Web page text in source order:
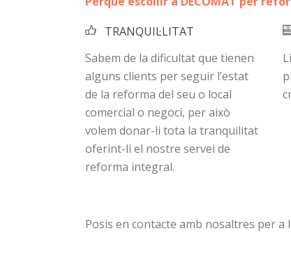
TRANQUIL·LITAT
Sabem de la dificultat que tienen
alguns clients per seguir l’estat
de la reforma del seu o local
comercial o negoci, per això
volem donar-li tota la tranquilitat
oferint-li el nostre servei de
reforma integral.
Posis en contacte amb nosaltres per a